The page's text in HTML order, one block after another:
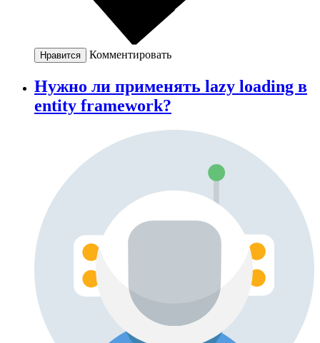
Нравится Комментировать
Нужно ли применять lazy loading в
entity framework?